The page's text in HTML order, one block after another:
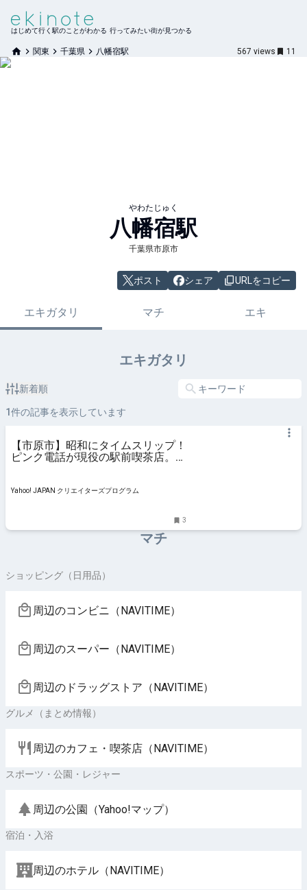
はじめて行く駅のことがわかる 行ってみたい街が見つかる
関東 千葉県 八幡宿駅 567 views 11
やわたじゅく
八幡宿駅
千葉県市原市
ポスト シェア URLをコピー
エキガタリ マチ エキ
エキガタリ
新着順
1件の記事を表示しています
【市原市】昭和にタイムスリップ！
ピンク電話が現役の駅前喫茶店。こ
ニュース
Yahoo! JAPAN クリエイターズプログラム
3
マチ
ショッピング（日用品）
周辺のコンビニ（NAVITIME）
周辺のスーパー（NAVITIME）
周辺のドラッグストア（NAVITIME）
グルメ（まとめ情報）
周辺のカフェ・喫茶店（NAVITIME）
スポーツ・公園・レジャー
周辺の公園（Yahoo!マップ）
宿泊・入浴
周辺のホテル（NAVITIME）